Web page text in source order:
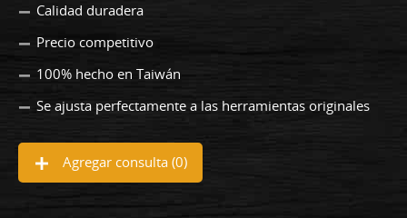
Calidad duradera
Precio competitivo
100% hecho en Taiwán
Se ajusta perfectamente a las herramientas originales
Agregar consulta (0)